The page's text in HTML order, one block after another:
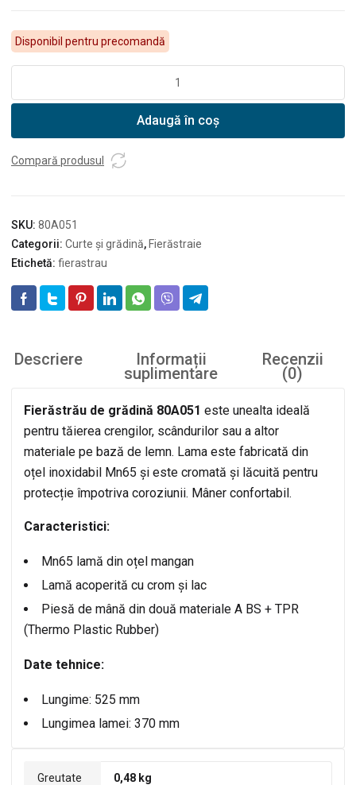
Disponibil pentru precomandă
Fierăstrău
pentru
Adaugă în coș
Compară produsul
SKU: 80A051
Categorii: Curte și grădină, Fierăstraie
Etichetă: fierastrau
Descriere Informații
suplimentare
Recenzii
(0)
Fierăstrău de grădină 80A051 este unealta ideală
pentru tăierea crengilor, scândurilor sau a altor
materiale pe bază de lemn. Lama este fabricată din
oțel inoxidabil Mn65 și este cromată și lăcuită pentru
protecție împotriva coroziunii. Mâner confortabil.
Caracteristici:
Mn65 lamă din oțel mangan
Lamă acoperită cu crom și lac
Piesă de mână din două materiale A BS + TPR
(Thermo Plastic Rubber)
Date tehnice:
Lungime: 525 mm
Lungimea lamei: 370 mm
Greutate 0,48 kg